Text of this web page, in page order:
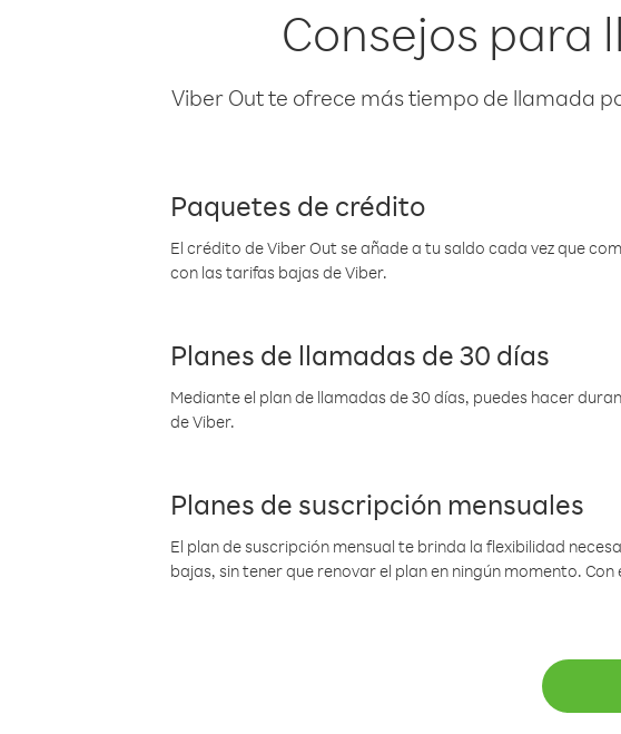
Consejos para
Viber Out te ofrece más tiempo de llamada
Paquetes de crédito
El crédito de Viber Out se añade a tu saldo cada vez que
con las tarifas bajas de Viber.
Planes de llamadas de 30 días
Mediante el plan de llamadas de 30 días, puedes hacer
de Viber.
Planes de suscripción mensuales
El plan de suscripción mensual te brinda la flexibilidad
bajas, sin tener que renovar el plan en ningún momento.